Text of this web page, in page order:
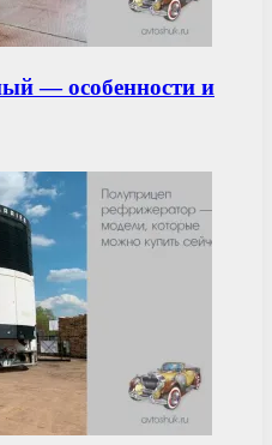
— особенности и